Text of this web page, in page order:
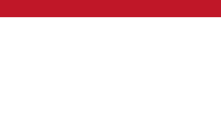
Die HeimattageDownloadsMitmachen